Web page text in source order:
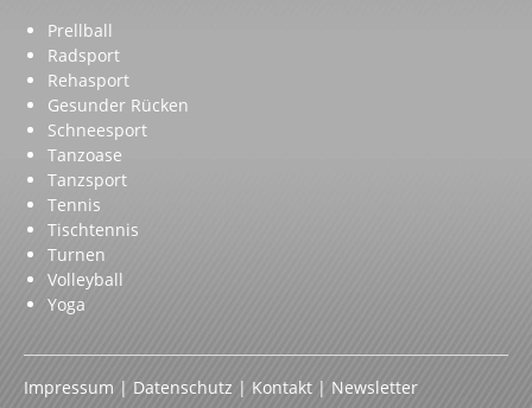
Prellball
Radsport
Rehasport
Gesunder Rücken
Schneesport
Tanzoase
Tanzsport
Tennis
Tischtennis
Turnen
Volleyball
Yoga
Impressum | Datenschutz | Kontakt | Newsletter